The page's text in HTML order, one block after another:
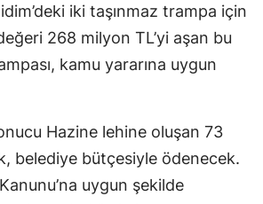
iki taşınmaz trampa için
268 milyon TL’yi aşan bu
kamu yararına uygun
Hazine lehine oluşan 73
belediye bütçesiyle ödenecek.
uygun şekilde